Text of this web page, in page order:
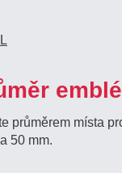
průměrem místa
50 mm.